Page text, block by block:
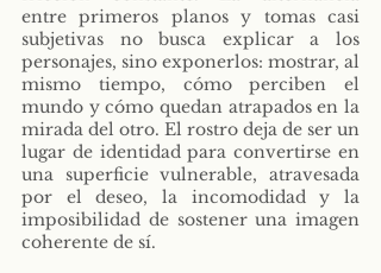
entre primeros planos y tomas casi
subjetivas no busca explicar a los
personajes, sino exponerlos: mostrar, al
mismo tiempo, cómo perciben el
mundo y cómo quedan atrapados en la
mirada del otro. El rostro deja de ser un
lugar de identidad para convertirse en
una superficie vulnerable, atravesada
por el deseo, la incomodidad y la
imposibilidad de sostener una imagen
coherente de sí.